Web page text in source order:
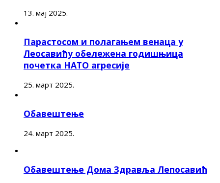
13. мај 2025.
Парастосом и полагањем венаца у
Леосавићу обележена годишњица
почетка НАТО агресије
25. март 2025.
Обавештење
24. март 2025.
Обавештење Дома Здравља Лепосавић